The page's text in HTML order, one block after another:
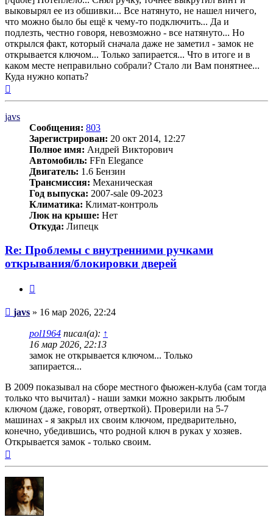
выковырял ее из обшивки... Все натянуто, не нашел ничего,
что можно было бы ещё к чему-то подключить... Да и
подлезть, честно говоря, невозможно - все натянуто... Но
открылся факт, который сначала даже не заметил - замок не
открывается ключом... Только запирается... Что в итоге и в
каком месте неправильно собрали? Стало ли Вам понятнее...
Куда нужно копать?
javs
Сообщения: 803
Зарегистрирован: 20 окт 2014, 12:27
Полное имя: Андрей Викторович
Автомобиль: FFn Elegance
Двигатель: 1.6 Бензин
Трансмиссия: Механическая
Год выпуска: 2007-sale 09-2023
Климатика: Климат-контроль
Люк на крыше: Нет
Откуда: Липецк
Re: Проблемы с внутренними ручками
открывания/блокировки дверей
Сообщение
javs » 16 мар 2026, 22:24
pol1964 писал(а): ↑
16 мар 2026, 22:13
замок не открывается ключом... Только
запирается...
В 2009 показывал на сборе местного фьюжен-клуба (сам тогда
только что вычитал) - наши замки можно закрыть любым
ключом (даже, говорят, отверткой). Проверили на 5-7
машинах - я закрыл их своим ключом, предварительно,
конечно, убедившись, что родной ключ в руках у хозяев.
Открывается замок - только своим.